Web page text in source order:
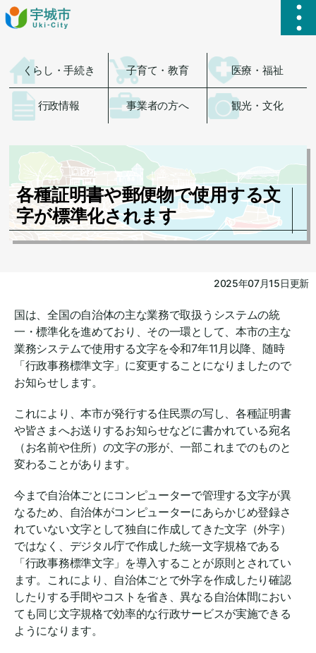
ハ
くらし・手続き 子育て・教育 医療・福祉
行政情報 事業者の方へ 観光・文化
各種証明書や郵便物で使用する文
字が標準化されます
2025年07月15日更新
国は、全国の自治体の主な業務で取扱うシステムの統
一・標準化を進めており、その一環として、本市の主な
業務システムで使用する文字を令和7年11月以降、随時
「行政事務標準文字」に変更することになりましたので
お知らせします。
これにより、本市が発行する住民票の写し、各種証明書
や皆さまへお送りするお知らせなどに書かれている宛名
（お名前や住所）の文字の形が、一部これまでのものと
変わることがあります。
今まで自治体ごとにコンピューターで管理する文字が異
なるため、自治体がコンピューターにあらかじめ登録さ
れていない文字として独自に作成してきた文字（外字）
ではなく、デジタル庁で作成した統一文字規格である
「行政事務標準文字」を導入することが原則とされてい
ます。これにより、自治体ごとで外字を作成したり確認
したりする手間やコストを省き、異なる自治体間におい
ても同じ文字規格で効率的な行政サービスが実施できる
ようになります。